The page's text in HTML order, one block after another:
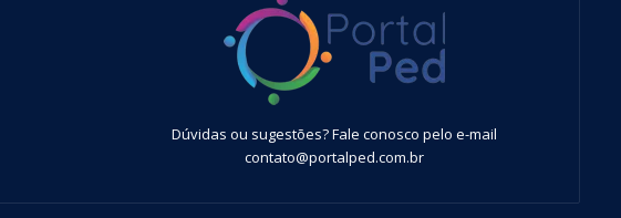
Dúvidas ou sugestões? Fale conosco pelo e-mail
contato@portalped.com.br